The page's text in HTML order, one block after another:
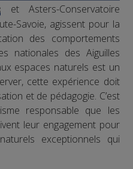
et Asters-Conservatoire
Savoie, agissent pour la
des comportements
nationales des Aiguilles
espaces naturels est un
cette expérience doit
et de pédagogie. C’est
responsable que les
leur engagement pour
exceptionnels qui